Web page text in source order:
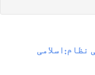
نظام:اسلامی